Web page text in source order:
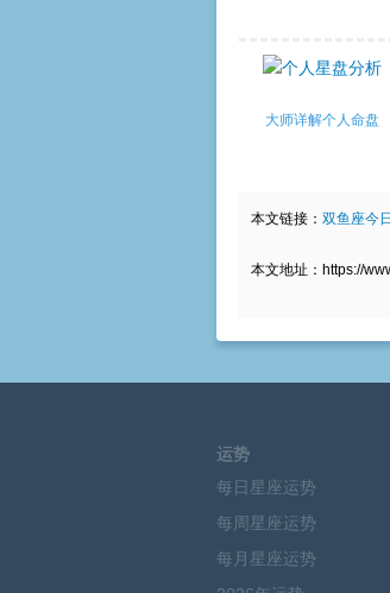
大师详解个人命盘
本文链接： 双鱼座今
本文地址：https://
运势
每日星座运势
每周星座运势
每月星座运势